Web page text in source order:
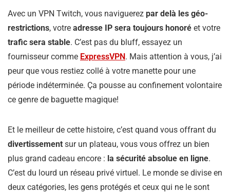
Avec un VPN Twitch, vous naviguerez par delà les géo-
restrictions, votre adresse IP sera toujours honoré et votre
trafic sera stable. C’est pas du bluff, essayez un
fournisseur comme ExpressVPN. Mais attention à vous, j’ai
peur que vous restiez collé à votre manette pour une
période indéterminée. Ça pousse au confinement volontaire
ce genre de baguette magique!
Et le meilleur de cette histoire, c’est quand vous offrant du
divertissement sur un plateau, vous vous offrez un bien
plus grand cadeau encore : la sécurité absolue en ligne.
C’est du lourd un réseau privé virtuel. Le monde se divise en
deux catégories, les gens protégés et ceux qui ne le sont